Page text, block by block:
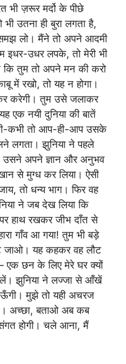
भी ज़रूर मर्दो के पीछे
उतना ही बुरा लगता है,
लो। मैंने तो अपने आदमी
इधर-उधर लपके, तो मेरी भी
कि तुम तो अपने मन की करो
में रखो, तो यह न होगा।
करेगी। तुम उसे जलाकर
एक नयी दुनिया की बातें
कभी तो आप-ही-आप उसके
लगता। झुनिया ने पहले
उसने अपने ज्ञान और अनुभव
से मुग्ध कर लिया। ऐसी
तो धन्य भाग। फिर वह
ने जब देख लिया कि
हाथ रखकर जीभ दाँत से
गाँव आ गया! तुम भी बड़े
जाओ। यह कहकर वह लौट
छन के लिए मेरे घर क्यों
लें। झुनिया ने लज्जा से आँखें
मुझे तो यही अचरज
अच्छा, बताओ अब कब
होगी। चले आना, मैं